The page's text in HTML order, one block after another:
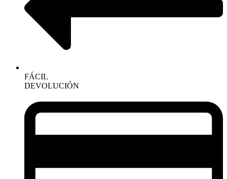
FÁCIL
DEVOLUCIÓN